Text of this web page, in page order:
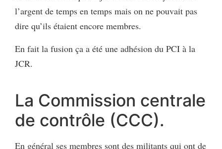
l’argent de temps en temps mais on ne pouvait pas
dire qu’ils étaient encore membres.
En fait la fusion ça a été une adhésion du PCI à la
JCR.
La Commission centrale
de contrôle (CCC).
En général ses membres sont des militants qui ont de